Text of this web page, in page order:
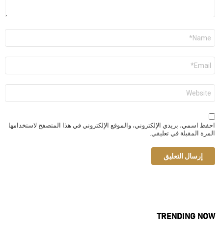
البريد
الإلكتروني
*
الموقع
الإلكتروني
احفظ اسمي، بريدي الإلكتروني، والموقع الإلكتروني في هذا المتصفح لاستخدامها
المرة المقبلة في تعليقي.
TRENDING NOW